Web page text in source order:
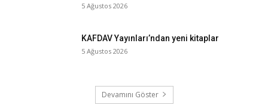
5 Ağustos 2026
KAFDAV Yayınları’ndan yeni kitaplar
5 Ağustos 2026
Devamını Göster